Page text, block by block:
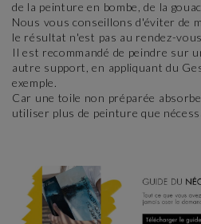
de la peinture en bombe, de la
Nous vous conseillons d'éviter de
le résultat n'est pas au rendez-
Il est recommandé de peindre sur
autre support, en appliquant du
exemple.
Car une toile non préparée
utiliser plus de peinture que